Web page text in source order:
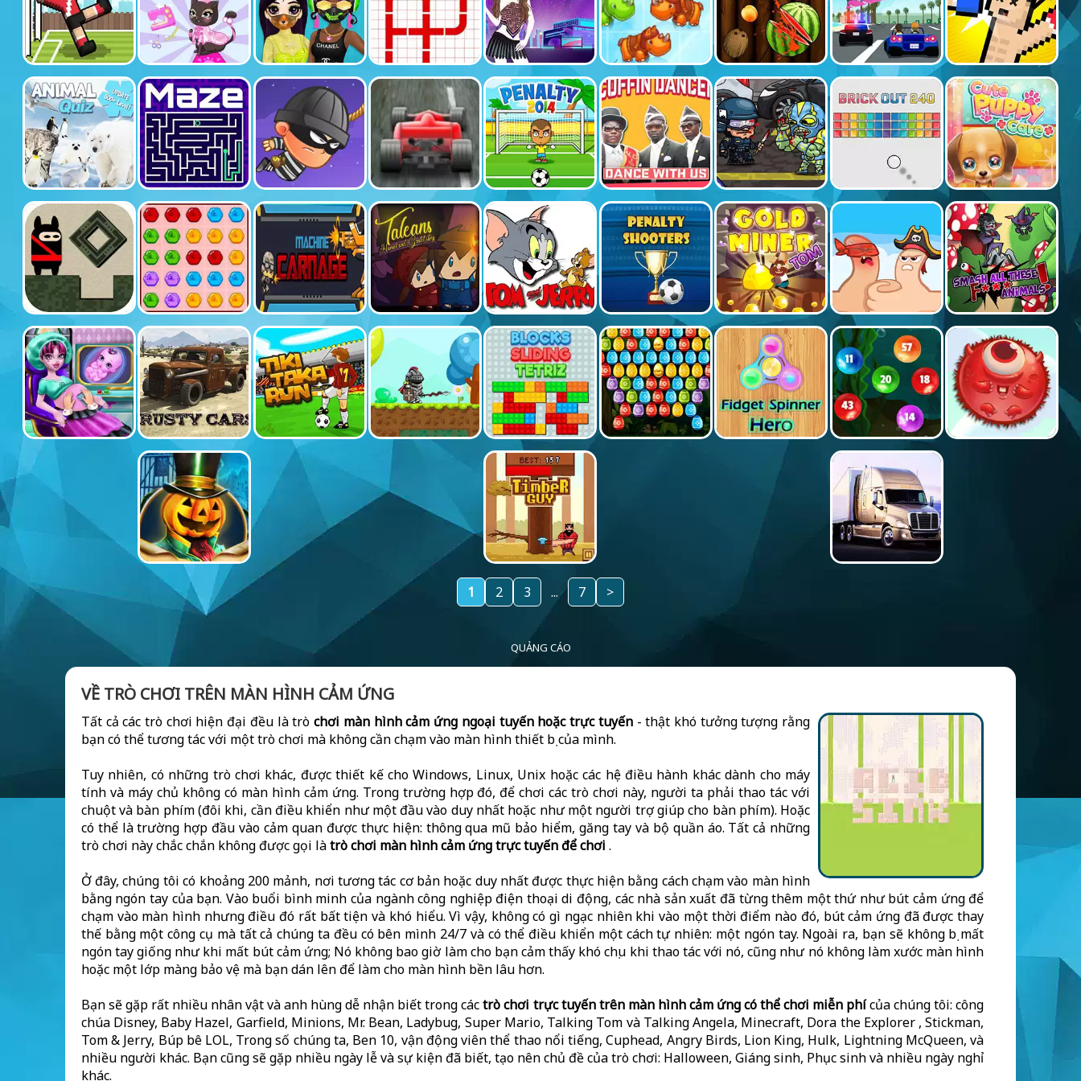
1 2 3 ... 7 >
QUẢNG CÁO
VỀ TRÒ CHƠI TRÊN MÀN HÌNH CẢM ỨNG
Tất cả các trò chơi hiện đại đều là tròchơi màn hình cảm ứng ngoại tuyến hoặc trực tuyến- thật khó tưởng tượng rằng
bạn có thể tương tác với một trò chơi mà không cần chạm vào màn hình thiết bị của mình.
Tuy nhiên, có những trò chơi khác, được thiết kế cho Windows, Linux, Unix hoặc các hệ điều hành khác dành cho máy
tính và máy chủ không có màn hình cảm ứng. Trong trường hợp đó, để chơi các trò chơi này, người ta phải thao tác với
chuột và bàn phím (đôi khi, cần điều khiển như một đầu vào duy nhất hoặc như một người trợ giúp cho bàn phím). Hoặc
có thể là trường hợp đầu vào cảm quan được thực hiện: thông qua mũ bảo hiểm, găng tay và bộ quần áo. Tất cả những
trò chơi này chắc chắn không được gọi làtrò chơi màn hình cảm ứng trực tuyến để chơi .
Ở đây, chúng tôi có khoảng 200 mảnh, nơi tương tác cơ bản hoặc duy nhất được thực hiện bằng cách chạm vào màn hình
bằng ngón tay của bạn. Vào buổi bình minh của ngành công nghiệp điện thoại di động, các nhà sản xuất đã từng thêm một thứ như bút cảm ứng để
chạm vào màn hình nhưng điều đó rất bất tiện và khó hiểu. Vì vậy, không có gì ngạc nhiên khi vào một thời điểm nào đó, bút cảm ứng đã được thay
thế bằng một công cụ mà tất cả chúng ta đều có bên mình 24/7 và có thể điều khiển một cách tự nhiên: một ngón tay. Ngoài ra, bạn sẽ không bị mất
ngón tay giống như khi mất bút cảm ứng; Nó không bao giờ làm cho bạn cảm thấy khó chịu khi thao tác với nó, cũng như nó không làm xước màn hình
hoặc một lớp màng bảo vệ mà bạn dán lên để làm cho màn hình bền lâu hơn.
Bạn sẽ gặp rất nhiều nhân vật và anh hùng dễ nhận biết trong cáctrò chơi trực tuyến trên màn hình cảm ứng có thể chơi miễn phícủa chúng tôi: công
chúa Disney, Baby Hazel, Garfield, Minions, Mr. Bean, Ladybug, Super Mario, Talking Tom và Talking Angela, Minecraft, Dora the Explorer , Stickman,
Tom & Jerry, Búp bê LOL, Trong số chúng ta, Ben 10, vận động viên thể thao nổi tiếng, Cuphead, Angry Birds, Lion King, Hulk, Lightning McQueen, và
nhiều người khác. Bạn cũng sẽ gặp nhiều ngày lễ và sự kiện đã biết, tạo nên chủ đề của trò chơi: Halloween, Giáng sinh, Phục sinh và nhiều ngày nghỉ
khác.